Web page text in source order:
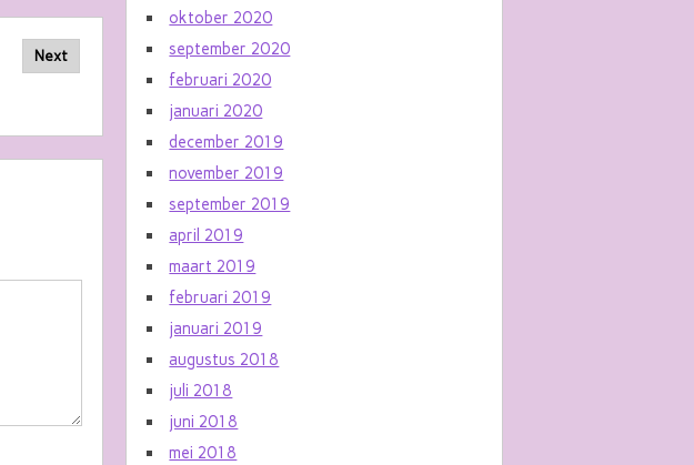
Next
oktober 2020
september 2020
februari 2020
januari 2020
december 2019
november 2019
september 2019
april 2019
maart 2019
februari 2019
januari 2019
augustus 2018
juli 2018
juni 2018
mei 2018